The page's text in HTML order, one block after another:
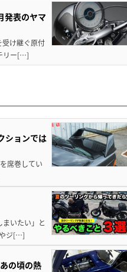
発表のヤマ
受け継ぐ原付
リー[…]
ションでは
席巻してい
いたい」と
やジ[…]
の頃の熱